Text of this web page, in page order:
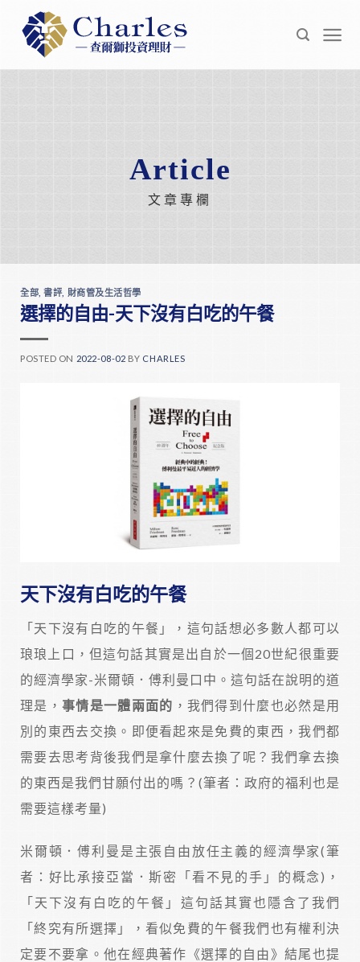
content
Article
文章專欄
全部 ,書評, 財商管及生活哲學
選擇的自由-天下沒有白吃的午餐
POSTED ON 2022-08-02 BY CHARLES
天下沒有白吃的午餐
「天下沒有白吃的午餐」，這句話想必多數人都可以
琅琅上口，但這句話其實是出自於一個20世紀很重要
的經濟學家-米爾頓．傅利曼口中。這句話在說明的道
理是， 事情是一體兩面的 ，我們得到什麼也必然是用
別的東西去交換。即便看起來是免費的東西，我們都
需要去思考背後我們是拿什麼去換了呢？我們拿去換
的東西是我們甘願付出的嗎？(筆者：政府的福利也是
需要這樣考量)
米爾頓．傅利曼是主張自由放任主義的經濟學家(筆
者：好比承接亞當．斯密「看不見的手」的概念)，
「天下沒有白吃的午餐」這句話其實也隱含了我們
「終究有所選擇」，看似免費的午餐我們也有權利決
定要不要拿。他在經典著作《選擇的自由》結尾也提